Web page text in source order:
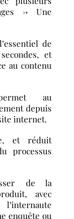
-> Une
de
et
au contenu
au
depuis
internet.
et réduit
processus
de la
avec
enquête ou